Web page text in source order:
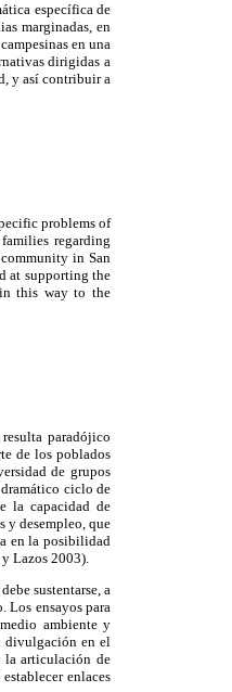
específica de
marginadas, en
en una
dirigidas a
y así contribuir a
problems of
regarding
in San
at supporting the
this way to the
paradójico
de los poblados
de grupos
ciclo de
la capacidad de
y desempleo, que
en la posibilidad
Lazos 2003).
sustentarse, a
Los ensayos para
ambiente y
divulgación en el
la articulación de
enlaces